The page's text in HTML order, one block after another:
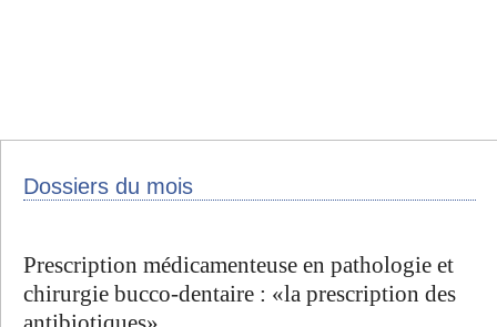
Dossiers du mois
Prescription médicamenteuse en pathologie et
chirurgie bucco-dentaire : «la prescription des